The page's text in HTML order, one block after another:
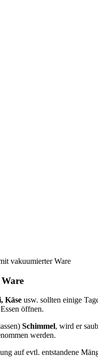
vakuumierter Ware
Käse usw. sollten einige
öffnen.
Schimmel, wird er
werden.
auf evtl. entstandene